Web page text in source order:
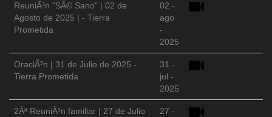
ReuniÃ³n "SÃ© Sano" | 02 de
Agosto de 2025 | - Tierra
Prometida
02 -
ago
-
2025
OraciÃ³n | 31 de Julio de 2025 -
Tierra Prometida
31 -
jul -
2025
2Âª ReuniÃ³n familiar | 27 de Julio
27 -